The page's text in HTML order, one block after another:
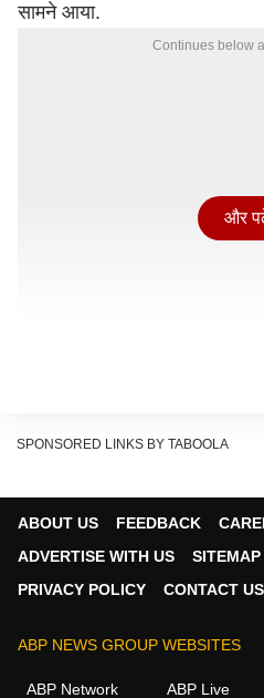
सामने आया.
Continues below
गई, उसे पानी की टंकी में धक्का दे
और
SPONSORED LINKS BY TABOOLA
ABOUT US FEEDBACK
ADVERTISE WITH US
SITEMAP
PRIVACY POLICY
CONTACT US
ABP NEWS GROUP WEBSITES
ABP Network ABP Live